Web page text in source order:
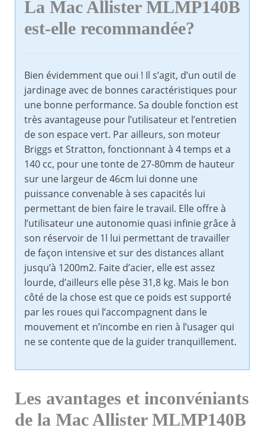
La Mac Allister MLMP140B
est-elle recommandée?
Bien évidemment que oui ! Il s’agit, d’un outil de
jardinage avec de bonnes caractéristiques pour
une bonne performance. Sa double fonction est
très avantageuse pour l’utilisateur et l’entretien
de son espace vert. Par ailleurs, son moteur
Briggs et Stratton, fonctionnant à 4 temps et a
140 cc, pour une tonte de 27-80mm de hauteur
sur une largeur de 46cm lui donne une
puissance convenable à ses capacités lui
permettant de bien faire le travail. Elle offre à
l’utilisateur une autonomie quasi infinie grâce à
son réservoir de 1l lui permettant de travailler
de façon intensive et sur des distances allant
jusqu’à 1200m2. Faite d’acier, elle est assez
lourde, d’ailleurs elle pèse 31,8 kg. Mais le bon
côté de la chose est que ce poids est supporté
par les roues qui l’accompagnent dans le
mouvement et n’incombe en rien à l’usager qui
ne se contente que de la guider tranquillement.
Les avantages et inconvéniants
de la Mac Allister MLMP140B